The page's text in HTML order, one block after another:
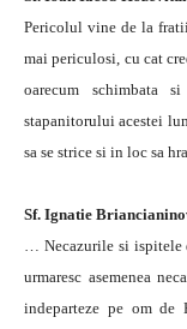
Pericolul vine de la
mai periculosi, cu cat
oarecum schimbata
stapanitorului acestei
sa se strice si in loc sa
Sf. Ignatie
… Necazurile si ispitele
urmaresc asemenea
indeparteze pe om de